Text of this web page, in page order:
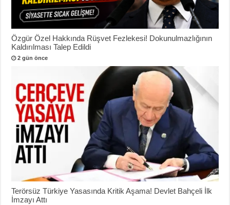
Özgür Özel Hakkında Rüşvet Fezlekesi! Dokunulmazlığının
Kaldırılması Talep Edildi
2 gün önce
Terörsüz Türkiye Yasasında Kritik Aşama! Devlet Bahçeli İlk
İmzayı Attı